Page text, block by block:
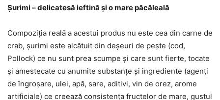
Șurimi – delicatesă ieftină și o mare păcăleală
Compoziția reală a acestui produs nu este cea din carne de
crab, șurimi este alcătuit din deșeuri de pește (cod,
Pollock) ce nu sunt prea scumpe și care sunt fierte, tocate
și amestecate cu anumite substanțe și ingrediente (agenți
de îngroșare, ulei, apă, sare, aditivi, vin de orez, arome
artificiale) ce creează consistența fructelor de mare, gustul